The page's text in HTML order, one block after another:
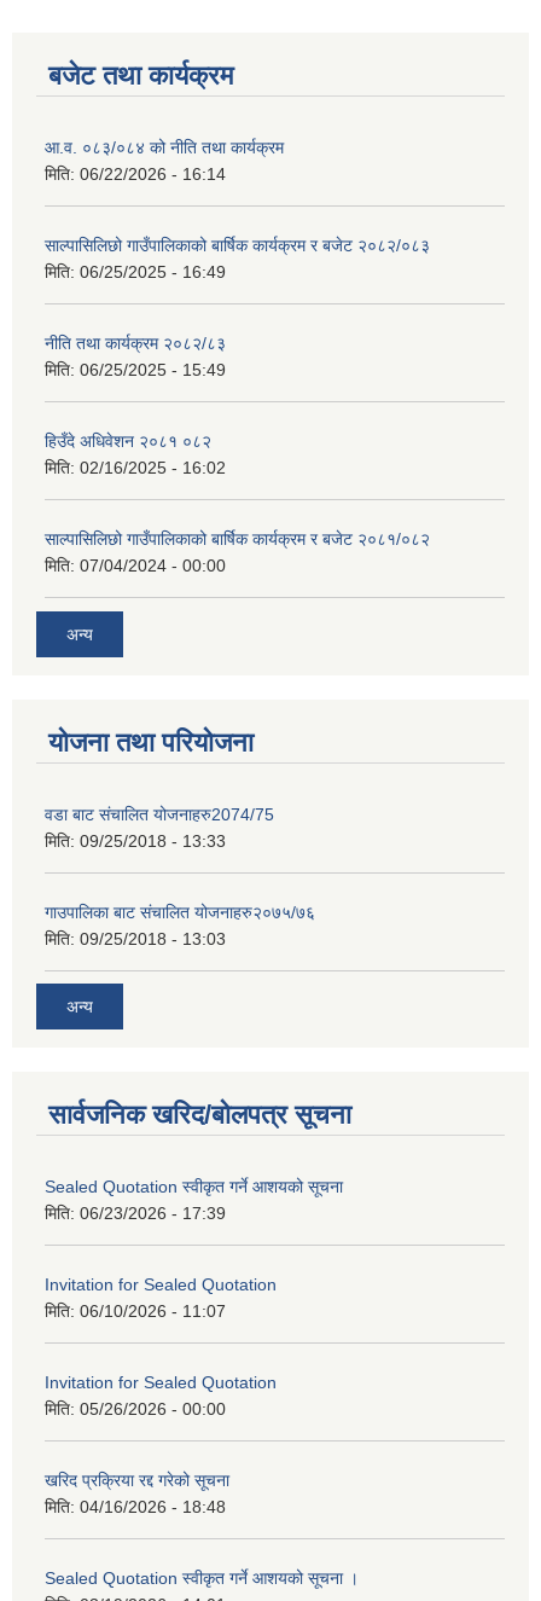
बजेट तथा कार्यक्रम
आ.व. ०८३/०८४ को नीति तथा कार्यक्रम
मिति: 06/22/2026 - 16:14
साल्पासिलिछो गाउँपालिकाको बार्षिक कार्यक्रम र बजेट २०८२/०८३
मिति: 06/25/2025 - 16:49
नीति तथा कार्यक्रम २०८२/८३
मिति: 06/25/2025 - 15:49
हिउँदे अधिवेशन २०८१ ०८२
मिति: 02/16/2025 - 16:02
साल्पासिलिछो गाउँपालिकाको बार्षिक कार्यक्रम र बजेट २०८१/०८२
मिति: 07/04/2024 - 00:00
अन्य
योजना तथा परियोजना
वडा बाट संचालित योजनाहरु2074/75
मिति: 09/25/2018 - 13:33
गाउपालिका बाट संचालित योजनाहरु२०७५/७६
मिति: 09/25/2018 - 13:03
अन्य
सार्वजनिक खरिद/बोलपत्र सूचना
Sealed Quotation स्वीकृत गर्ने आशयको सूचना
मिति: 06/23/2026 - 17:39
Invitation for Sealed Quotation
मिति: 06/10/2026 - 11:07
Invitation for Sealed Quotation
मिति: 05/26/2026 - 00:00
खरिद प्रक्रिया रद्द गरेको सूचना
मिति: 04/16/2026 - 18:48
Sealed Quotation स्वीकृत गर्ने आशयको सूचना ।